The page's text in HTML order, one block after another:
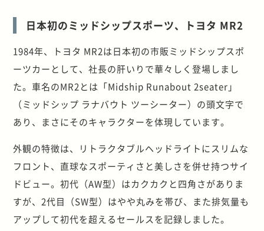
日本初のミッドシップスポーツ、トヨタ MR2
1984年、トヨタ MR2は日本初の市販ミッドシップスポ
ーツカーとして、社長の肝いりで華々しく登場しまし
た。車名のMR2とは「Midship Runabout 2seater」
（ミッドシップ ラナバウト ツーシーター）の頭文字で
あり、まさにそのキャラクターを体現しています。
外観の特徴は、リトラクタブルヘッドライトにスリムな
フロント、直球なスポーティさと美しさを併せ持つサイ
ドビュー。初代（AW型）はカクカクと四角さがありま
すが、2代目（SW型）はやや丸みを帯び、また排気量も
アップして初代を超えるセールスを記録しました。